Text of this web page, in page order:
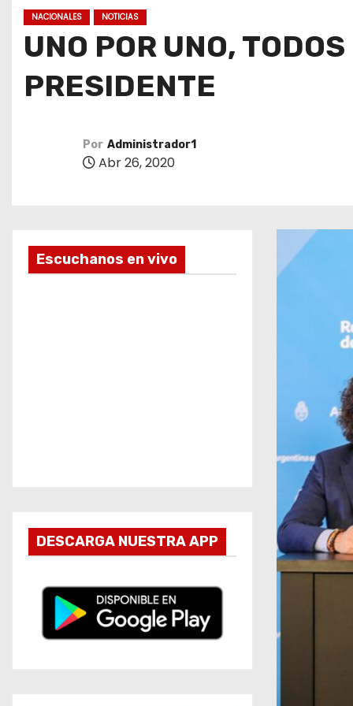
NACIONALES NOTICIAS
UNO POR UNO,
PRESIDENTE
Por Administrador1
Abr 26, 2020
Escuchanos en vivo
DESCARGA NUESTRA APP